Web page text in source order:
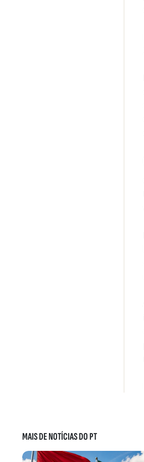
MAIS DE NOTÍCIAS DO PT